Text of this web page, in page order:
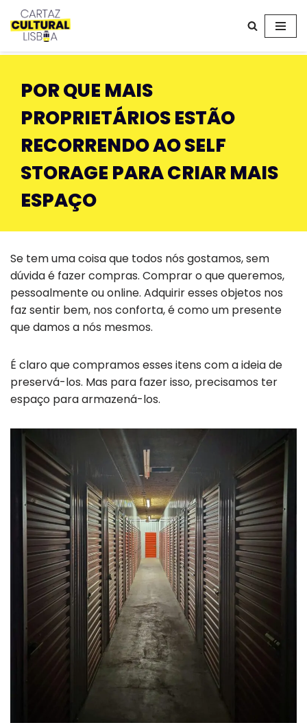
Avançar
para
conteúdo
POR QUE MAIS
PROPRIETÁRIOS ESTÃO
RECORRENDO AO SELF
STORAGE PARA CRIAR MAIS
ESPAÇO
Se tem uma coisa que todos nós gostamos, sem
dúvida é fazer compras. Comprar o que queremos,
pessoalmente ou online. Adquirir esses objetos nos
faz sentir bem, nos conforta, é como um presente
que damos a nós mesmos.
É claro que compramos esses itens com a ideia de
preservá-los. Mas para fazer isso, precisamos ter
espaço para armazená-los.